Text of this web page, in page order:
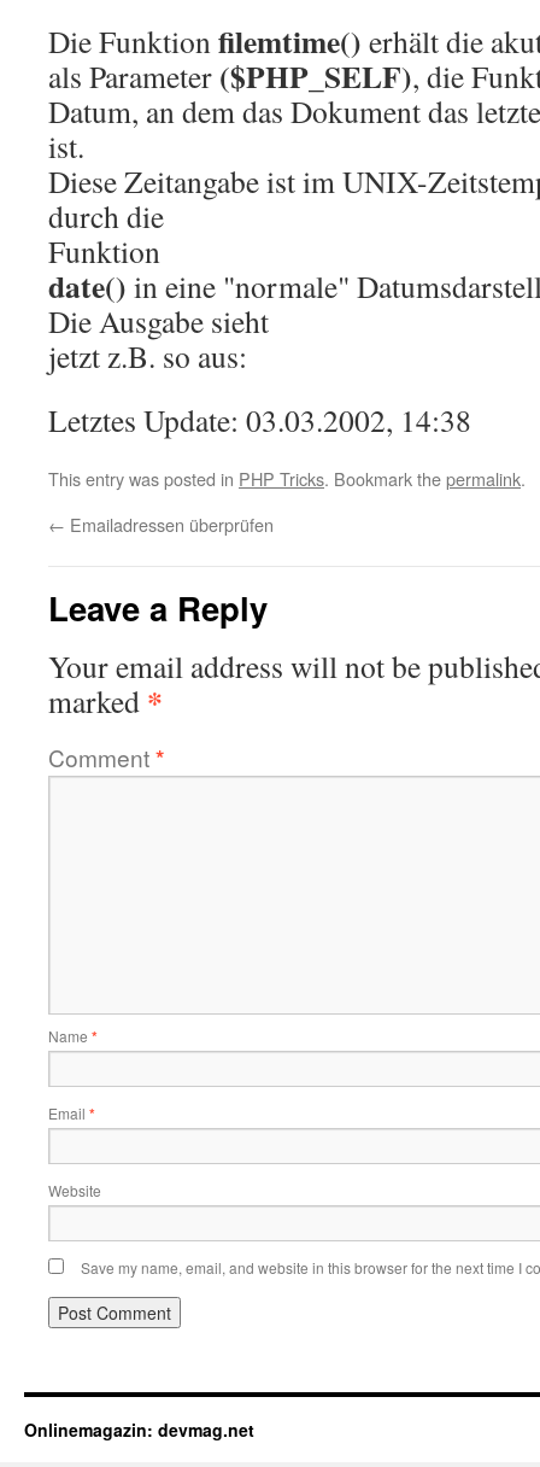
Die Funktionfilemtime() erhält die
als Parameter ($PHP_SELF), die
Datum, an dem das Dokument das
ist.
Diese Zeitangabe ist im UNIX-
durch die
Funktion
date() in eine "normale"
Die Ausgabe sieht
jetzt z.B. so aus:
Letztes Update: 03.03.2002, 14:38
This entry was posted in PHP Tricks. Bookmark thepermalink.
← Emailadressen überprüfen
Leave a Reply
Your email address will not be
marked *
Comment*
Name *
Email *
Website
Save my name, email, and website in this browser for the next time I
Onlinemagazin: devmag.net